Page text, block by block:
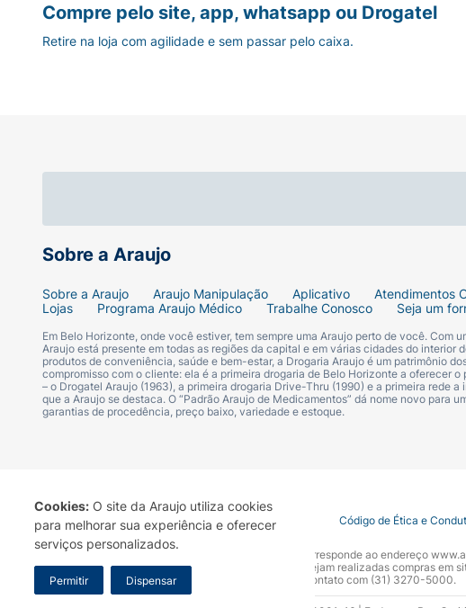
Cookies: O site da Araujo utiliza cookies
para melhorar sua experiência e oferecer
serviços personalizados.
Permitir Dispensar
•Elimina 78% das placas 1
•+79% de qualidade de vida 1
•Celastrol (novo ativo patenteado exclusivo) – age
1-Estudo em uso para avaliação da tolerância
cabeludo durante 8 semanas.
Ativos:
Sobre a Araujo
Sobre a Araujo Araujo Manipulação Aplicativo Atendimentos
Lojas
Programa Araujo Médico Trabalhe Conosco Seja um
Em Belo Horizonte, onde você estiver, tem sempre uma Araujo perto de você.
Araujo está presente em todas as regiões da capital e em várias cidades do
produtos de conveniência, saúde e bem-estar, a Drogaria Araujo é um patrimônio
compromisso com o cliente: ela é a primeira drogaria de Belo Horizonte a oferecer
– o Drogatel Araujo (1963), a primeira drogaria Drive-Thru (1990) e a primeira rede
que a Araujo se destaca. O “Padrão Araujo de Medicamentos” dá nome novo
garantias de procedência, preço baixo, variedade e estoque.
Compre pelo site, app, whatsapp ou Drogatel
Retire na loja com agilidade e sem passar pelo caixa.
Termo de Uso Portal da Privacidade Covid-19 Código de Ética e
A Drogaria Araujo S/A informa que o seu site oficial corresponde ao endereço
marca. Para sua segurança recomendamos que não sejam realizadas compras
Araujo S.A. Em caso de dúvidas, gentileza entrar em contato com (31) 3270-5000.